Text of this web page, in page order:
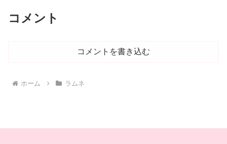
コメント
コメントを書き込む
ホーム ラムネ